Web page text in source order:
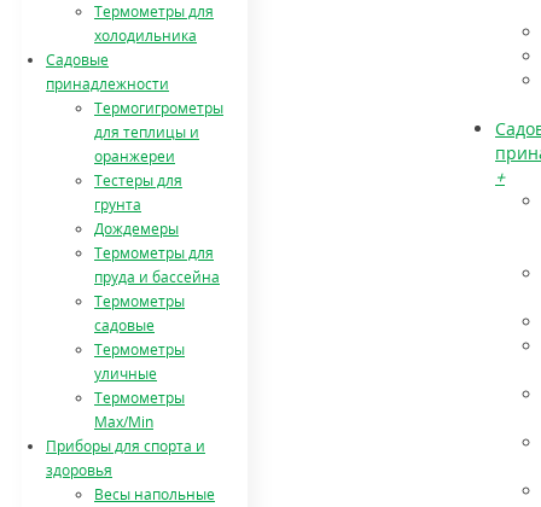
Термометры для
холодильника
Садовые
принадлежности
Термогигрометры
для теплицы и
оранжереи
Тестеры для
грунта
Дождемеры
Термометры для
пруда и бассейна
Термометры
садовые
Термометры
уличные
Термометры
Max/Min
Приборы для спорта и
здоровья
Весы напольные
+